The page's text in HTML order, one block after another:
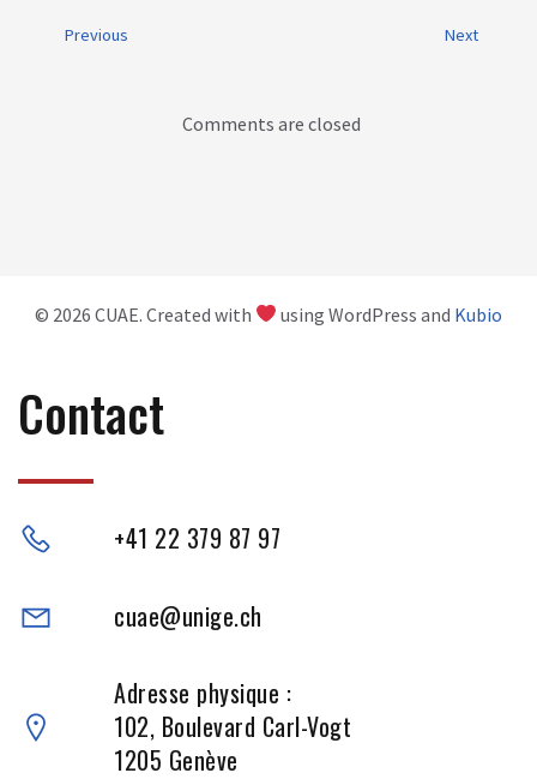
Previous Next
Comments are closed
© 2026 CUAE. Created with using WordPress and Kubio
Contact
+41 22 379 87 97
cuae@unige.ch
Adresse physique :
102, Boulevard Carl-Vogt
1205 Genève